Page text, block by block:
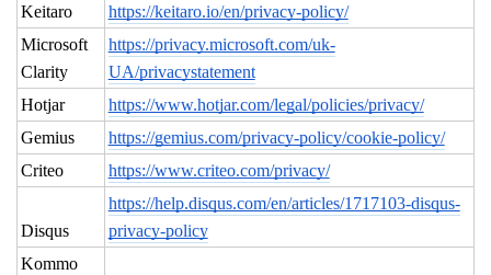
Keitaro
https://keitaro.io/en/privacy-policy/
Microsoft
Clarity
https://privacy.microsoft.com/uk-
UA/privacystatement
Hotjar
https://www.hotjar.com/legal/policies/privacy/
Gemius
https://gemius.com/privacy-policy/cookie-policy/
Criteo
https://www.criteo.com/privacy/
Disqus
https://help.disqus.com/en/articles/1717103-disqus-
privacy-policy
Kommo